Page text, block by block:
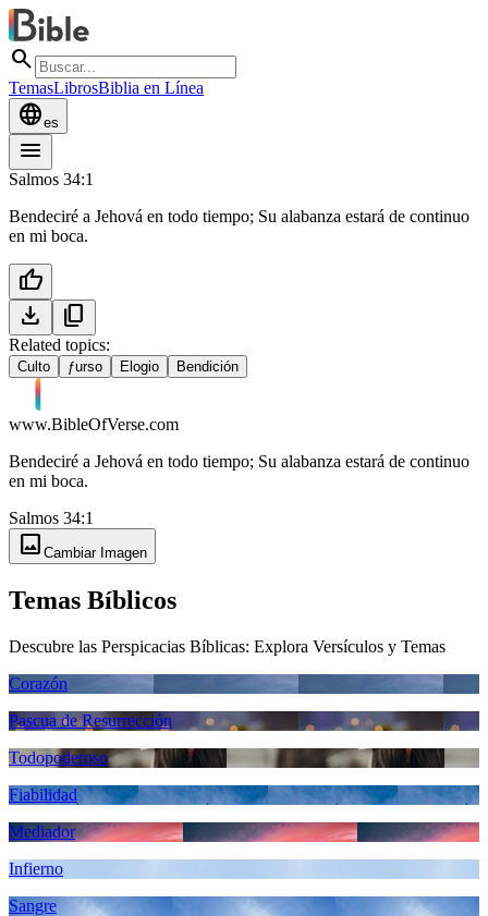
search
TemasLibrosBiblia en Línea
languagees
menu
Salmos 34:1
Bendeciré a Jehová en todo tiempo; Su alabanza estará de continuo
en mi boca.
thumb_up
download
content_copy
Related topics:
Culto ƒurso Elogio Bendición
www.BibleOfVerse.com
Bendeciré a Jehová en todo tiempo; Su alabanza estará de continuo
en mi boca.
Salmos 34:1
image Cambiar Imagen
Temas Bíblicos
Descubre las Perspicacias Bíblicas: Explora Versículos y Temas
Corazón
Pascua de Resurrección
Todopoderoso
Fiabilidad
Mediador
Infierno
Sangre